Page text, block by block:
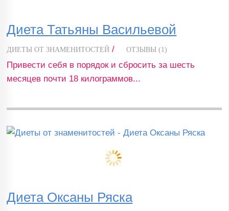
Диета Татьяны Васильевой
ДИЕТЫ ОТ ЗНАМЕНИТОСТЕЙ / ОТЗЫВЫ (1)
Привести себя в порядок и сбросить за шесть
месяцев почти 18 килограммов...
Диета Оксаны Ряска